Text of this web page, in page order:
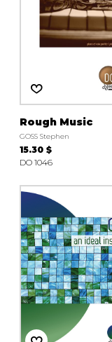
Rough Music
GOSS Stephen
15.30 $
DO 1046